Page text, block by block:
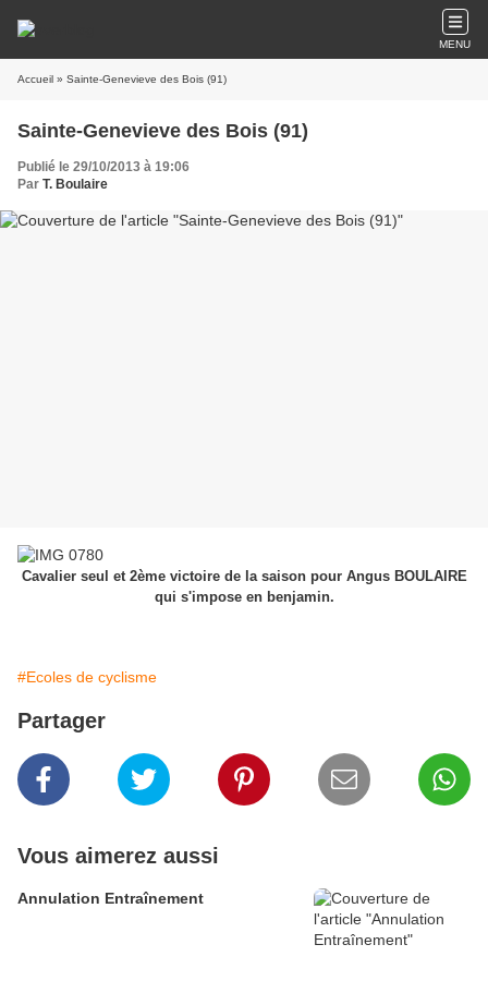
MENU
Accueil » Sainte-Genevieve des Bois (91)
Sainte-Genevieve des Bois (91)
Publié le 29/10/2013 à 19:06
Par T. Boulaire
Cavalier seul et 2ème victoire de la saison pour Angus BOULAIRE
qui s'impose en benjamin.
#Ecoles de cyclisme
Partager
Vous aimerez aussi
Annulation Entraînement